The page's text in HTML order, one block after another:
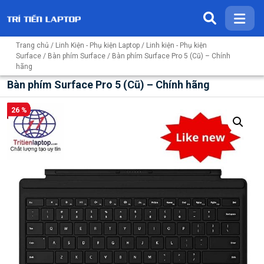
Trang chủ / Linh Kiện - Phụ kiện Laptop / Linh kiện - Phụ kiện
Surface / Bàn phím Surface / Bàn phím Surface Pro 5 (Cũ) – Chính
hãng
Bàn phím Surface Pro 5 (Cũ) – Chính hãng
26 %